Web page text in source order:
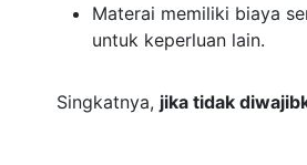
Materai memiliki biaya
untuk keperluan lain.
Singkatnya, jika tidak